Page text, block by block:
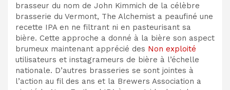
brasseur du nom de John Kimmich de la célèbre
brasserie du Vermont, The Alchemist a peaufiné une
recette IPA en ne filtrant ni en pasteurisant sa
bière. Cette approche a donné à la bière son aspect
brumeux maintenant apprécié des Non exploité
utilisateurs et instagrameurs de bière à l’échelle
nationale. D’autres brasseries se sont jointes à
l’action au fil des ans et la Brewers Association a